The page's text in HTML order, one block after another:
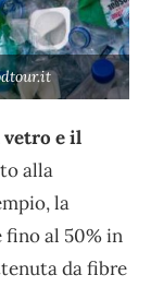
e il
alla
la
fino al 50% in
da fibre